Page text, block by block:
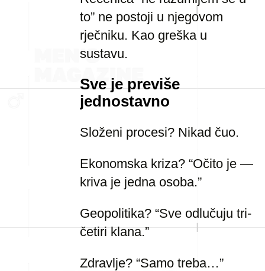
to” ne postoji u njegovom
rječniku. Kao greška u
sustavu.
Sve je previše
jednostavno
Složeni procesi? Nikad čuo.
Ekonomska kriza? “Očito je —
kriva je jedna osoba.”
Geopolitika? “Sve odlučuju tri-
četiri klana.”
Zdravlje? “Samo treba…”